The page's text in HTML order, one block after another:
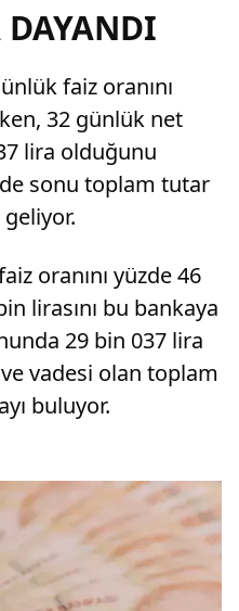
faiz oranını
32 günlük net
lira olduğunu
sonu toplam tutar
oranını yüzde 46
lirasını bu bankaya
29 bin 037 lira
vadesi olan toplam
buluyor.